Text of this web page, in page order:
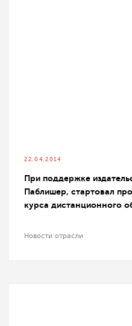
22.04.2014
При поддержке
Паблишер, стартовал
курса дистанционного
Новости отрасли